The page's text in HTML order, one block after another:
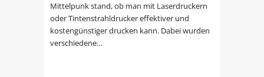
Mittelpunk stand, ob man mit Laserdruckern
oder Tintenstrahldrucker effektiver und
kostengünstiger drucken kann. Dabei wurden
verschiedene…